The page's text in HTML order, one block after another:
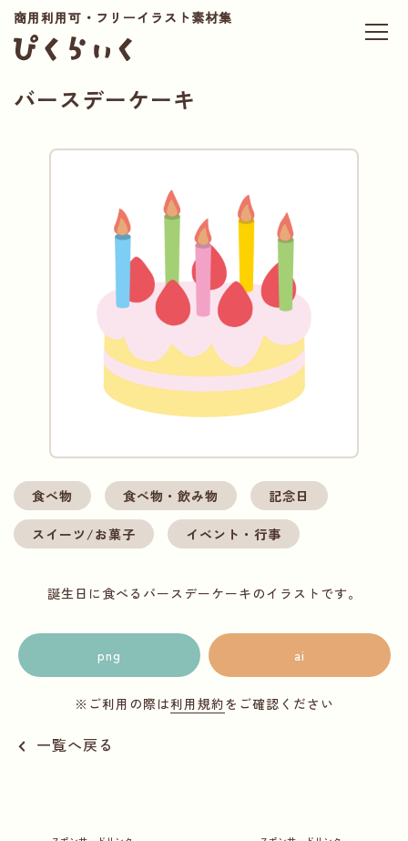
商用利用可・フリーイラスト素材集
バースデーケーキ
食べ物 食べ物・飲み物 記念日
スイーツ/お菓子 イベント・行事
誕生日に食べるバースデーケーキのイラストです。
png ai
※ご利用の際は利用規約をご確認ください
一覧へ戻る